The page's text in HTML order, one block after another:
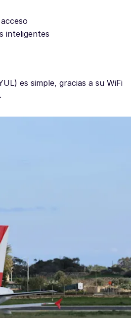
inteligentes
es simple, gracias a su WiFi